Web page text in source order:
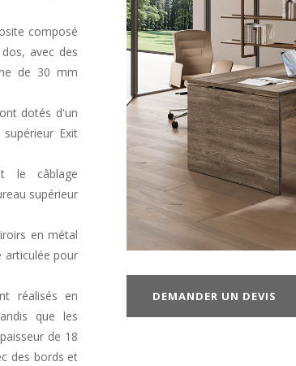
composé
avec des
de 30 mm
dotés d'un
Exit
le câblage
supérieur
en métal
articulée pour
réalisés en
que les
de 18
des bords et
DEMANDER UN DEVIS